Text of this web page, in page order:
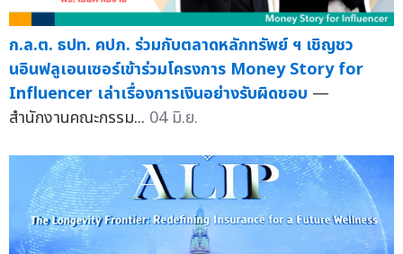
ก.ล.ต. ธปท. คปภ. ร่วมกับตลาดหลักทรัพย์ ฯ เชิญชว
นอินฟลูเอนเซอร์เข้าร่วมโครงการ Money Story for
Influencer เล่าเรื่องการเงินอย่างรับผิดชอบ —
สำนักงานคณะกรรม... 04 มิ.ย.